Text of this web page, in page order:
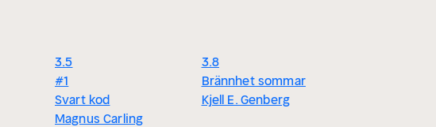
3.5
#1
Svart kod
Magnus Carling
3.8
Brännhet sommar
Kjell E. Genberg